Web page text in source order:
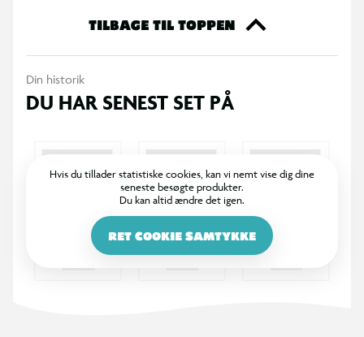
I BR er det legende let at returnere. Vi bytter dine varer med
et smil inden for 365 dage, uanset om du har købt i butik
100% DANSKEJET: EN DEL AF SALLING GROUP
Når du handler i BR, går en del af overskuddet via Salling